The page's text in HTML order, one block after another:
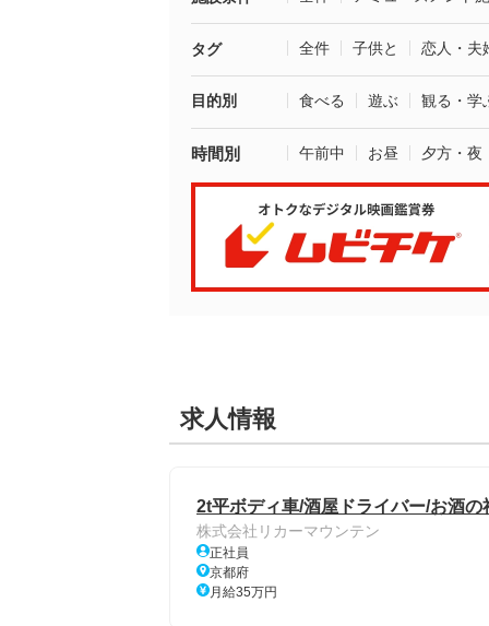
タグ 全件 子供と 恋人・夫
目的別 食べる 遊ぶ 観る・学
時間別 午前中 お昼 夕方・夜
求人情報
2t平ボディ車/酒屋ドライバー/お酒
株式会社リカーマウンテン
正社員
京都府
月給35万円